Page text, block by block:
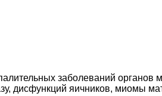
заболеваний
дисфункций яичников, миомы